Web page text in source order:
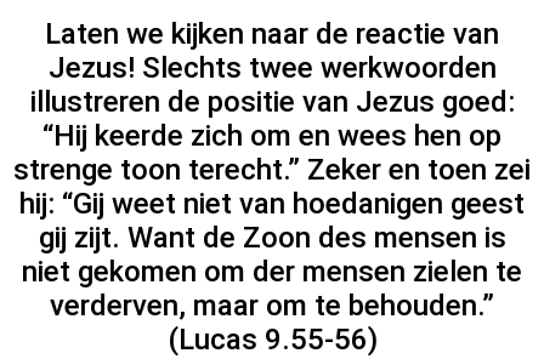
Laten we kijken naar de reactie van
Jezus! Slechts twee werkwoorden
illustreren de positie van Jezus goed:
“Hij keerde zich om en wees hen op
strenge toon terecht.” Zeker en toen zei
hij: “Gij weet niet van hoedanigen geest
gij zijt. Want de Zoon des mensen is
niet gekomen om der mensen zielen te
verderven, maar om te behouden.”
(Lucas 9.55-56)